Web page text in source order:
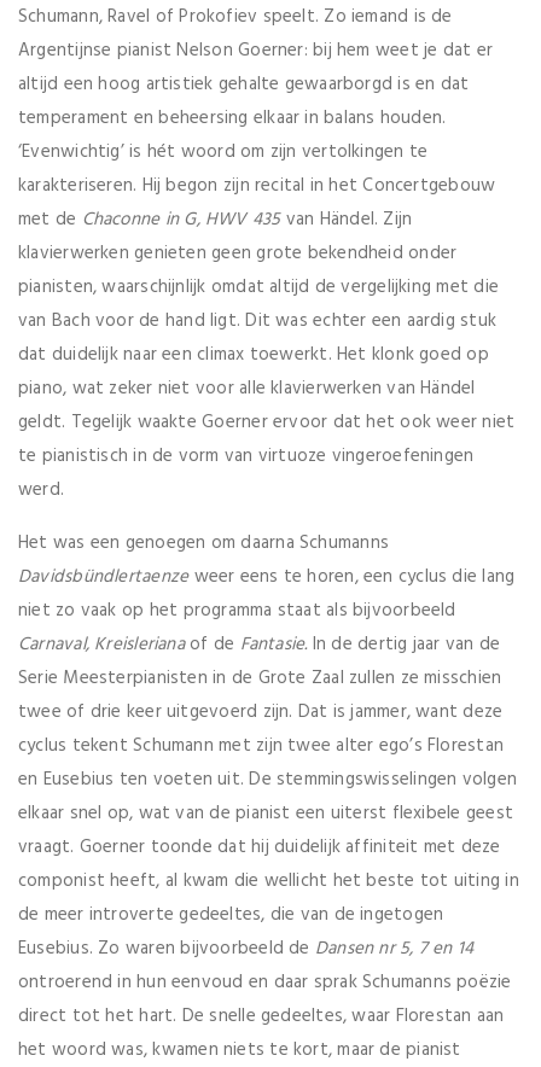
Schumann, Ravel of Prokofiev speelt. Zo iemand is de
Argentijnse pianist Nelson Goerner: bij hem weet je dat er
altijd een hoog artistiek gehalte gewaarborgd is en dat
temperament en beheersing elkaar in balans houden.
‘Evenwichtig’ is hét woord om zijn vertolkingen te
karakteriseren. Hij begon zijn recital in het Concertgebouw
met de Chaconne in G, HWV 435van Händel. Zijn
klavierwerken genieten geen grote bekendheid onder
pianisten, waarschijnlijk omdat altijd de vergelijking met die
van Bach voor de hand ligt. Dit was echter een aardig stuk
dat duidelijk naar een climax toewerkt. Het klonk goed op
piano, wat zeker niet voor alle klavierwerken van Händel
geldt. Tegelijk waakte Goerner ervoor dat het ook weer niet
te pianistisch in de vorm van virtuoze vingeroefeningen
werd.
Het was een genoegen om daarna Schumanns
Davidsbündlertaenzeweer eens te horen, een cyclus die lang
niet zo vaak op het programma staat als bijvoorbeeld
Carnaval, Kreislerianaof de Fantasie. In de dertig jaar van de
Serie Meesterpianisten in de Grote Zaal zullen ze misschien
twee of drie keer uitgevoerd zijn. Dat is jammer, want deze
cyclus tekent Schumann met zijn twee alter ego’s Florestan
en Eusebius ten voeten uit. De stemmingswisselingen volgen
elkaar snel op, wat van de pianist een uiterst flexibele geest
vraagt. Goerner toonde dat hij duidelijk affiniteit met deze
componist heeft, al kwam die wellicht het beste tot uiting in
de meer introverte gedeeltes, die van de ingetogen
Eusebius. Zo waren bijvoorbeeld de Dansen nr 5, 7 en 14
ontroerend in hun eenvoud en daar sprak Schumanns poëzie
direct tot het hart. De snelle gedeeltes, waar Florestan aan
het woord was, kwamen niets te kort, maar de pianist